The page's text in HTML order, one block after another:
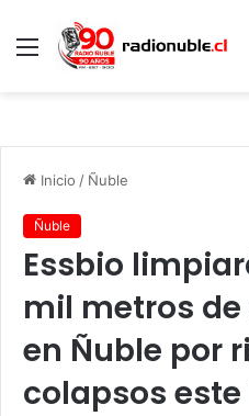
Menú
Inicio / Ñuble
Ñuble
Essbio
mil metros
en Ñuble por
colapsos